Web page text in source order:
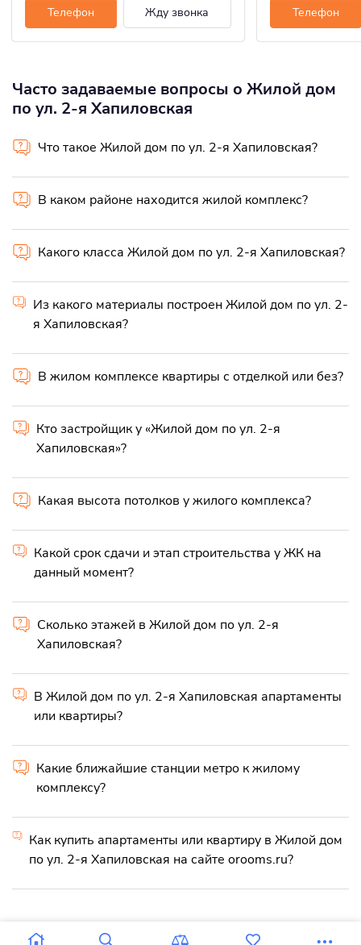
Телефон Жду звонка Телефон
Часто задаваемые вопросы о Жилой дом
по ул. 2-я Хапиловская
Что такое Жилой дом по ул. 2-я Хапиловская?
В каком районе находится жилой комплекс?
Какого класса Жилой дом по ул. 2-я Хапиловская?
Из какого материалы построен Жилой дом по ул. 2-
я Хапиловская?
В жилом комплексе квартиры с отделкой или без?
Кто застройщик у «Жилой дом по ул. 2-я
Хапиловская»?
Какая высота потолков у жилого комплекса?
Какой срок сдачи и этап строительства у ЖК на
данный момент?
Сколько этажей в Жилой дом по ул. 2-я
Хапиловская?
В Жилой дом по ул. 2-я Хапиловская апартаменты
или квартиры?
Какие ближайшие станции метро к жилому
комплексу?
Как купить апартаменты или квартиру в Жилой дом
по ул. 2-я Хапиловская на сайте orooms.ru?